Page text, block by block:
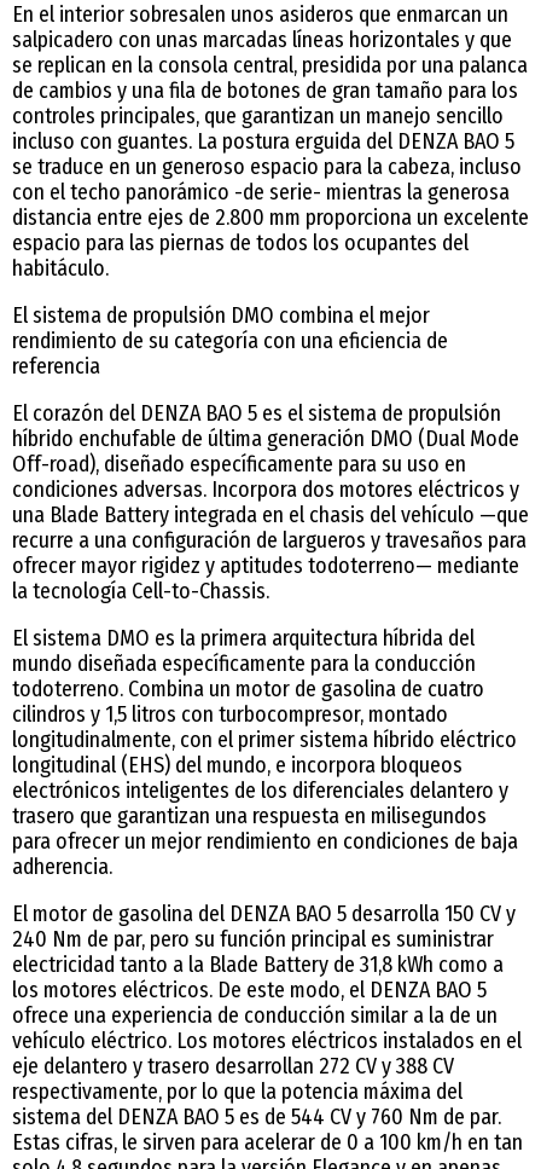
En el interior sobresalen unos asideros que enmarcan un
salpicadero con unas marcadas líneas horizontales y que
se replican en la consola central, presidida por una palanca
de cambios y una fila de botones de gran tamaño para los
controles principales, que garantizan un manejo sencillo
incluso con guantes. La postura erguida del DENZA BAO 5
se traduce en un generoso espacio para la cabeza, incluso
con el techo panorámico -de serie- mientras la generosa
distancia entre ejes de 2.800 mm proporciona un excelente
espacio para las piernas de todos los ocupantes del
habitáculo.
El sistema de propulsión DMO combina el mejor
rendimiento de su categoría con una eficiencia de
referencia
El corazón del DENZA BAO 5 es el sistema de propulsión
híbrido enchufable de última generación DMO (Dual Mode
Off-road), diseñado específicamente para su uso en
condiciones adversas. Incorpora dos motores eléctricos y
una Blade Battery integrada en el chasis del vehículo —que
recurre a una configuración de largueros y travesaños para
ofrecer mayor rigidez y aptitudes todoterreno— mediante
la tecnología Cell-to-Chassis.
El sistema DMO es la primera arquitectura híbrida del
mundo diseñada específicamente para la conducción
todoterreno. Combina un motor de gasolina de cuatro
cilindros y 1,5 litros con turbocompresor, montado
longitudinalmente, con el primer sistema híbrido eléctrico
longitudinal (EHS) del mundo, e incorpora bloqueos
electrónicos inteligentes de los diferenciales delantero y
trasero que garantizan una respuesta en milisegundos
para ofrecer un mejor rendimiento en condiciones de baja
adherencia.
El motor de gasolina del DENZA BAO 5 desarrolla 150 CV y
240 Nm de par, pero su función principal es suministrar
electricidad tanto a la Blade Battery de 31,8 kWh como a
los motores eléctricos. De este modo, el DENZA BAO 5
ofrece una experiencia de conducción similar a la de un
vehículo eléctrico. Los motores eléctricos instalados en el
eje delantero y trasero desarrollan 272 CV y 388 CV
respectivamente, por lo que la potencia máxima del
sistema del DENZA BAO 5 es de 544 CV y 760 Nm de par.
Estas cifras, le sirven para acelerar de 0 a 100 km/h en tan